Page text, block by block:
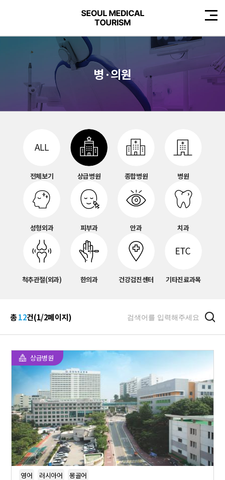
병·의원
전체보기 상급병원 종합병원 병원
성형외과 피부과 안과 치과
척추관절(외과) 한의과 건강검진센터 기타진료과목
총12건(1/2페이지)
상급병원
영어 러시아어 몽골어